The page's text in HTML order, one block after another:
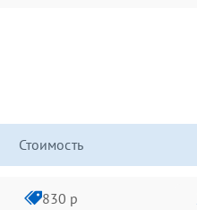
Стоимость
830 р